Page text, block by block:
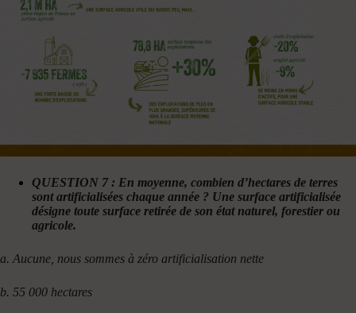
QUESTION 7 : En moyenne, combien d’hectares de terres
sont artificialisées chaque année ? Une surface artificialisée
désigne toute surface retirée de son état naturel, forestier ou
agricole.
a. Aucune, nous sommes à zéro artificialisation nette
b. 55 000 hectares